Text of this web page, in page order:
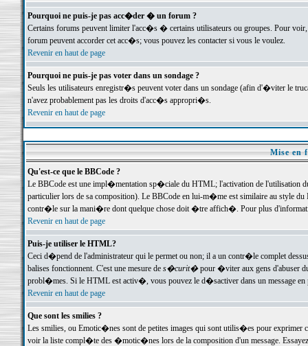
Pourquoi ne puis-je pas acc�der � un forum ?
Certains forums peuvent limiter l'acc�s � certains utilisateurs ou groupes. Pour
forum peuvent accorder cet acc�s; vous pouvez les contacter si vous le voulez.
Revenir en haut de page
Pourquoi ne puis-je pas voter dans un sondage ?
Seuls les utilisateurs enregistr�s peuvent voter dans un sondage (afin d'�viter le
n'avez probablement pas les droits d'acc�s appropri�s.
Revenir en haut de page
Mise en
Qu'est-ce que le BBCode ?
Le BBCode est une impl�mentation sp�ciale du HTML; l'activation de l'utilisation
particulier lors de sa composition). Le BBCode en lui-m�me est similaire au style
contr�le sur la mani�re dont quelque chose doit �tre affich�. Pour plus
Revenir en haut de page
Puis-je utiliser le HTML?
Ceci d�pend de l'administrateur qui le permet ou non; il a un contr�le complet
balises fonctionnent. C'est une mesure de s�curit�pour �viter aux gens d'abuser
probl�mes. Si le HTML est activ�, vous pouvez le d�sactiver dans un message en
Revenir en haut de page
Que sont les smilies ?
Les smilies, ou Emotic�nes sont de petites images qui sont utilis�es pour exprimer
voir la liste compl�te des �motic�nes lors de la composition d'un message.